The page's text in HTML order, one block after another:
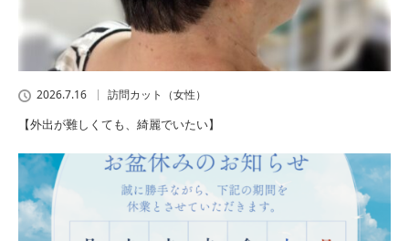
2026.7.16 訪問カット（女性）
【外出が難しくても、綺麗でいたい】